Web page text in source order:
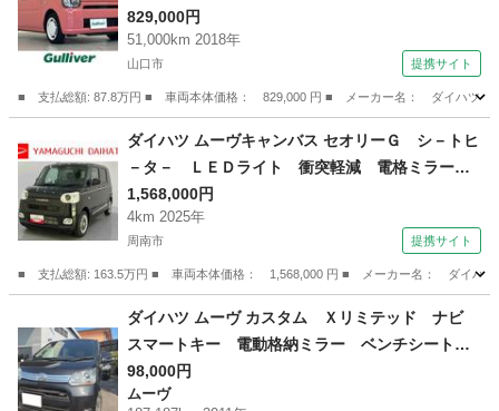
ｈ バックカメラ 前後ドラレコ ＥＴＣ アイ
ドリングストップ 衝突軽減ブレーキ 横滑り防
止 前後コーナーセンサー ＬＥＤオートハイビ
ーム 純正マット （なし）
829,000円
51,000km 2018年
山口市 提携サイト
■ 支払総額: 87.8万円 ■ 車両本体価格： 829,000 円 ■ メーカー名： ダイハ
ダイハツ
ダイハツ ムーヴキャンバス セオリーＧ シ－トヒ
－タ－ ＬＥＤライト 衝突軽減 電格ミラー
アイドルストップ Ｂカメラ ＵＳＢ 車線逸脱
警報 スマートキー キーフリーキー オートＬ
ＥＤ エアバック ＡＢＳ ワンオーナー車 Ｗ
パワスラ （検10.10）
1,568,000円
4km 2025年
周南市 提携サイト
■ 支払総額: 163.5万円 ■ 車両本体価格： 1,568,000 円 ■ メーカー名： ダイ
ダイハツ
ダイハツ ムーヴ カスタム Ｘリミテッド ナビ
スマートキー 電動格納ミラー ベンチシート
ＣＶＴ ミュージックプレイヤー接続可 アルミ
ホイール エアコン パワーウィンドウ （検8.1
98,000円
ムーヴ